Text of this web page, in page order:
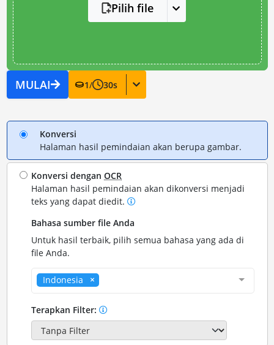
Pilih file
MULAI 1/ 30s
Konversi
Halaman hasil pemindaian akan berupa gambar.
Konversi denganOCR
Halaman hasil pemindaian akan dikonversi menjadi
teks yang dapat diedit.
Bahasa sumber file Anda
Untuk hasil terbaik, pilih semua bahasa yang ada di
file Anda.
Indonesia
Terapkan Filter: